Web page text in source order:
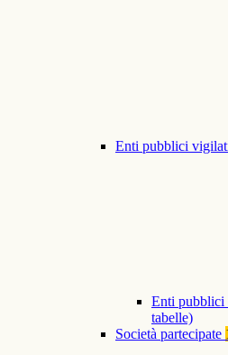
Enti pubblici
Enti pubblici
tabelle)
Società partecipate